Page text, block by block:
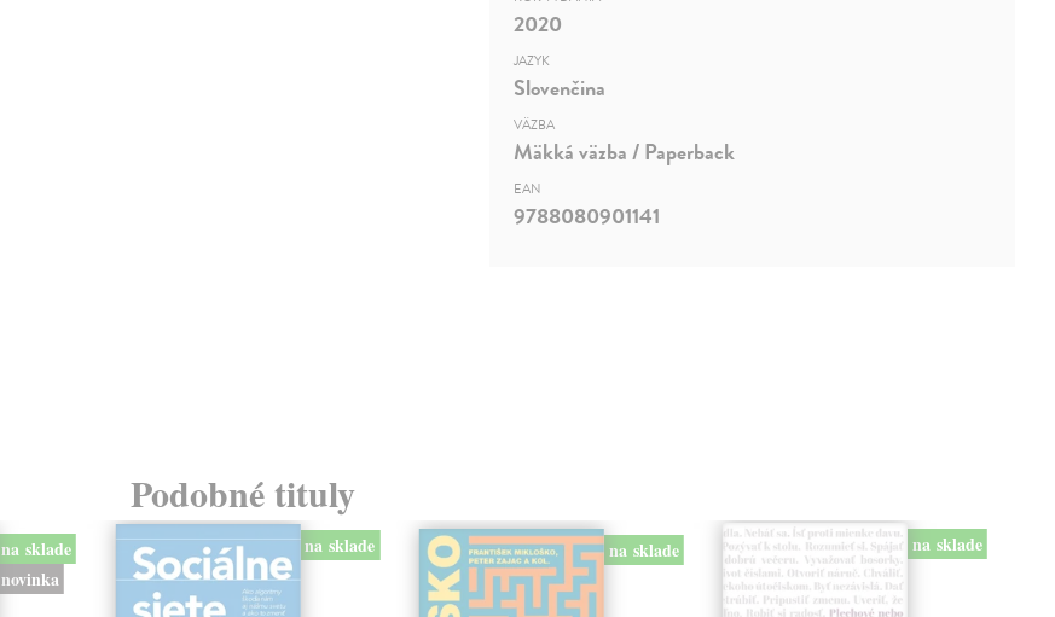
2020
JAZYK
Slovenčina
VÄZBA
Mäkká väzba / Paperback
EAN
9788080901141
Podobné tituly
na sklade
novinka
na sklade na sklade na sklade